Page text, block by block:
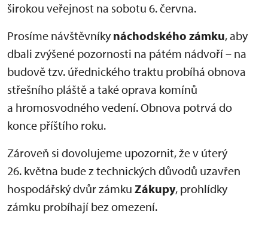
širokou veřejnost na sobotu 6. června.
Prosíme návštěvníky náchodského zámku, aby
dbali zvýšené pozornosti na pátém nádvoří – na
budově tzv. úřednického traktu probíhá obnova
střešního pláště a také oprava komínů
a hromosvodného vedení. Obnova potrvá do
konce příštího roku.
Zároveň si dovolujeme upozornit, že v úterý
26. května bude z technických důvodů uzavřen
hospodářský dvůr zámku Zákupy, prohlídky
zámku probíhají bez omezení.